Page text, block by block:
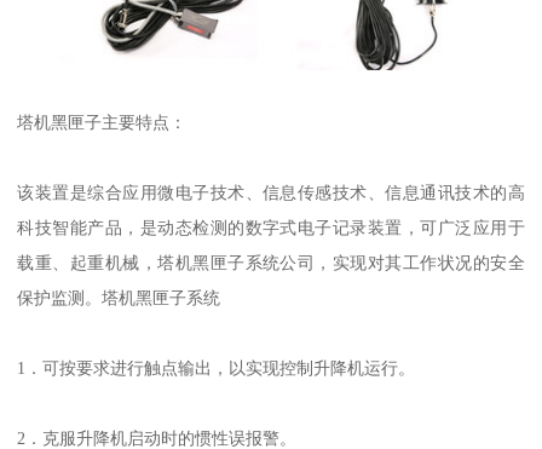
塔机黑匣子主要特点：
该装置是综合应用微电子技术、信息传感技术、信息通讯技术的高
科技智能产品，是动态检测的数字式电子记录装置，可广泛应用于
载重、起重机械，塔机黑匣子系统公司，实现对其工作状况的安全
保护监测。塔机黑匣子系统
1．可按要求进行触点输出，以实现控制升降机运行。
2．克服升降机启动时的惯性误报警。